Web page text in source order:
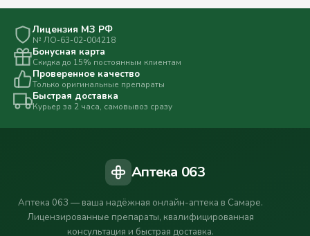
Лицензия МЗ РФ
№ ЛО-63-02-004218
Бонусная карта
Скидка до 15% постоянным клиентам
Проверенное качество
Только оригинальные препараты
Быстрая доставка
Курьер за 2 часа, самовывоз сразу
Аптека 063
Аптека 063 — ваша надёжная онлайн-аптека в Самаре.
Лицензированные препараты, квалифицированная
консультация и быстрая доставка.